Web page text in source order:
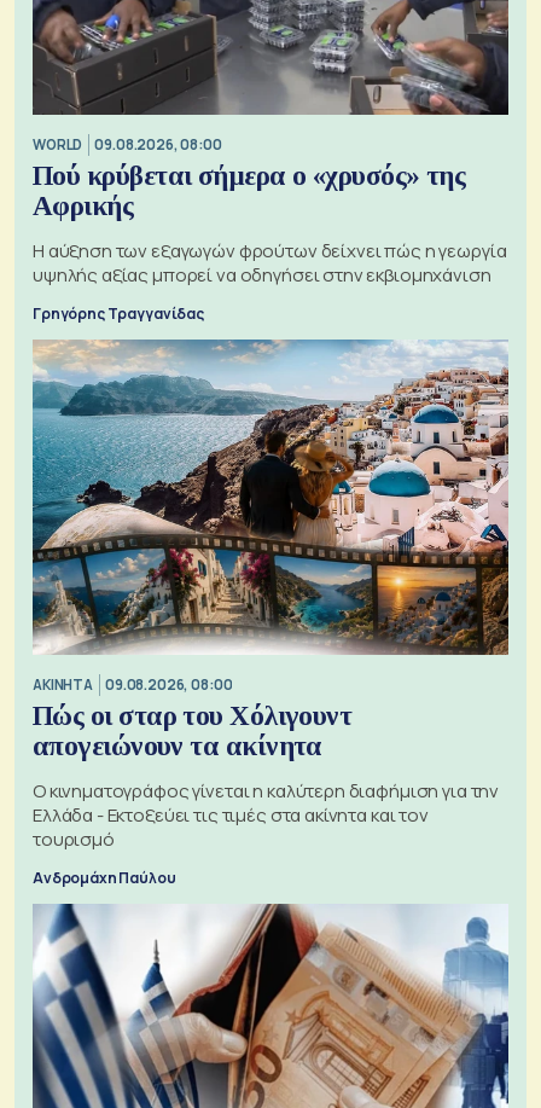
WORLD 09.08.2026, 08:00
Πού κρύβεται σήμερα ο «χρυσός» της
Αφρικής
Η αύξηση των εξαγωγών φρούτων δείχνει πώς η γεωργία
υψηλής αξίας μπορεί να οδηγήσει στην εκβιομηχάνιση
Γρηγόρης Τραγγανίδας
ΑΚΙΝΗΤΑ 09.08.2026, 08:00
Πώς οι σταρ του Χόλιγουντ
απογειώνουν τα ακίνητα
Ο κινηματογράφος γίνεται η καλύτερη διαφήμιση για την
Ελλάδα - Εκτοξεύει τις τιμές στα ακίνητα και τον
τουρισμό
Ανδρομάχη Παύλου